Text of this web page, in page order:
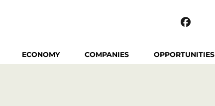
ECONOMY COMPANIES OPPORTUNITIES